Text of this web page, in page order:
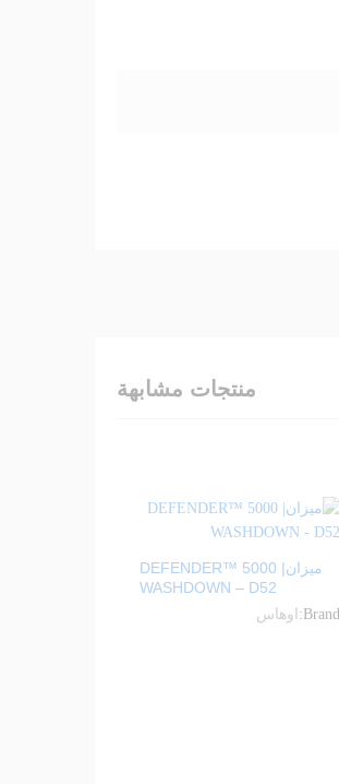
منتجات مشابهة
ميزان| DEFENDER™ 5000
WASHDOWN – D52
Brand: اوهاس